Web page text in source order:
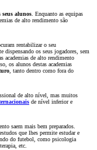
seus alunos. Enquanto as equipas
de alto rendimento são
rentabilizar o seu
dispensando os seus jogadores, sem
academias de alto rendimento
os alunos destas academias
, tanto dentro como fora do
de alto nível, mas muitos
de nível inferior e
saem mais bem preparados.
que lhes permite estudar e
do futebol, como psicologia
etc.